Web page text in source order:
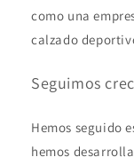
como una
calzado
Seguimos
Hemos seguido
hemos